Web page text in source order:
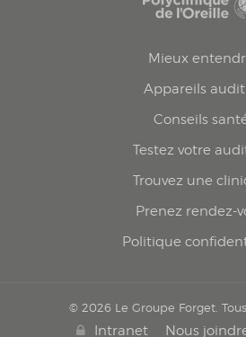
Mieux
Appareils
Conseils
Testez votre
Trouvez une
Prenez rendez-
Politique
© 2026 Le Groupe Forget.
Intranet Nous